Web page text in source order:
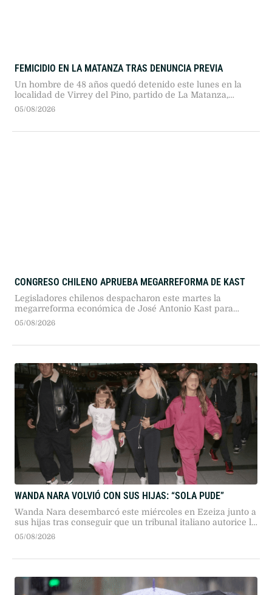
FEMICIDIO EN LA MATANZA TRAS DENUNCIA PREVIA
Un hombre de 48 años quedó detenido este lunes en la
localidad de Virrey del Pino, partido de La Matanza,
acusado de asesinar a su expareja de 42 años, quien lo
05/08/2026
CONGRESO CHILENO APRUEBA MEGARREFORMA DE KAST
Legisladores chilenos despacharon este martes la
megarreforma económica de José Antonio Kast para
impulsar el crecimiento, aunque su promulgación
05/08/2026
WANDA NARA VOLVIÓ CON SUS HIJAS: “SOLA PUDE”
Wanda Nara desembarcó este miércoles en Ezeiza junto a
sus hijas tras conseguir que un tribunal italiano autorice la
tramitación de sus pasaportes, ante la falta de
05/08/2026